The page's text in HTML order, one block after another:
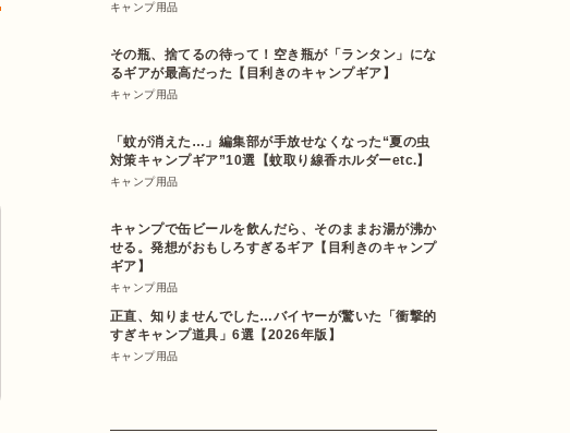
キャンプ用品
その瓶、捨てるの待って！空き瓶が「ランタン」にな
るギアが最高だった【目利きのキャンプギア】
キャンプ用品
「蚊が消えた…」編集部が手放せなくなった“夏の虫
対策キャンプギア”10選【蚊取り線香ホルダーetc.】
キャンプ用品
キャンプで缶ビールを飲んだら、そのままお湯が沸か
せる。発想がおもしろすぎるギア【目利きのキャンプ
ギア】
キャンプ用品
正直、知りませんでした…バイヤーが驚いた「衝撃的
すぎキャンプ道具」6選【2026年版】
キャンプ用品